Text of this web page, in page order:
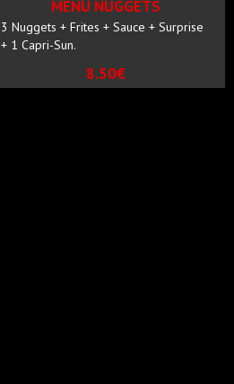
MENU NUGGETS
3 Nuggets + Frites + Sauce + Surprise
+ 1 Capri-Sun.
8.50€